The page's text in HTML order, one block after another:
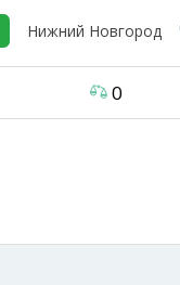
Нижний Новгород
0